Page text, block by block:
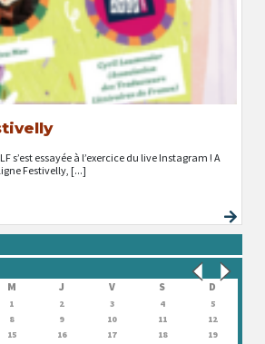
s’est essayée à l’exercice du live Instagram ! A
Festivelly, [...]
M J V S D
1 2 3 4
5
8 9 10 11
12
15 16 17 18
19